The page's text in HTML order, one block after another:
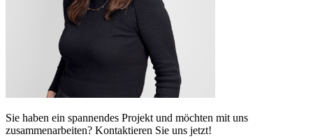
Sie haben ein spannendes Projekt und möchten mit uns
zusammenarbeiten? Kontaktieren Sie uns jetzt!